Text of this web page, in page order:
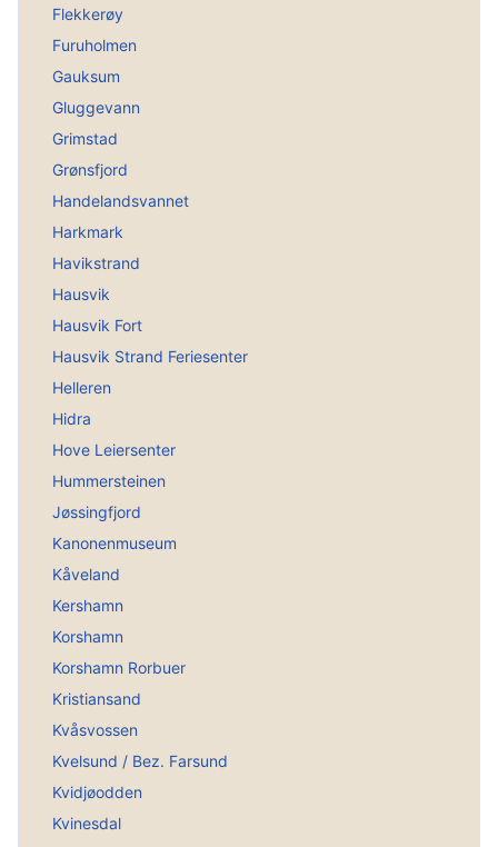
Flekkerøy
Furuholmen
Gauksum
Gluggevann
Grimstad
Grønsfjord
Handelandsvannet
Harkmark
Havikstrand
Hausvik
Hausvik Fort
Hausvik Strand Feriesenter
Helleren
Hidra
Hove Leiersenter
Hummersteinen
Jøssingfjord
Kanonenmuseum
Kåveland
Kershamn
Korshamn
Korshamn Rorbuer
Kristiansand
Kvåsvossen
Kvelsund / Bez. Farsund
Kvidjøodden
Kvinesdal